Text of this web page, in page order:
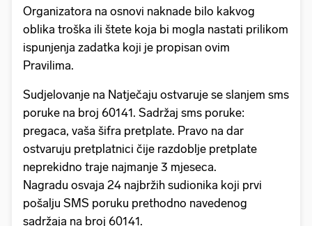
Organizatora na osnovi naknade bilo kakvog
oblika troška ili štete koja bi mogla nastati prilikom
ispunjenja zadatka koji je propisan ovim
Pravilima.
Sudjelovanje na Natječaju ostvaruje se slanjem sms
poruke na broj 60141. Sadržaj sms poruke:
pregaca, vaša šifra pretplate. Pravo na dar
ostvaruju pretplatnici čije razdoblje pretplate
neprekidno traje najmanje 3 mjeseca.
Nagradu osvaja 24 najbržih sudionika koji prvi
pošalju SMS poruku prethodno navedenog
sadržaja na broj 60141.